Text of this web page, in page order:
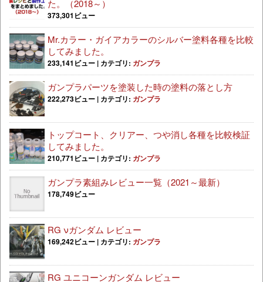
た。（2018～）
373,301ビュー
Mr.カラー・ガイアカラーのシルバー塗料各種を比較
してみました。
233,141ビュー | カテゴリ: ガンプラ
ガンプラパーツを塗装した時の塗料の落とし方
222,273ビュー | カテゴリ: ガンプラ
トップコート、クリアー、つや消し各種を比較検証
してみました。
210,771ビュー | カテゴリ: ガンプラ
ガンプラ素組みレビュー一覧（2021～最新）
178,749ビュー
RG νガンダム レビュー
169,242ビュー | カテゴリ: ガンプラ
RG ユニコーンガンダム レビュー